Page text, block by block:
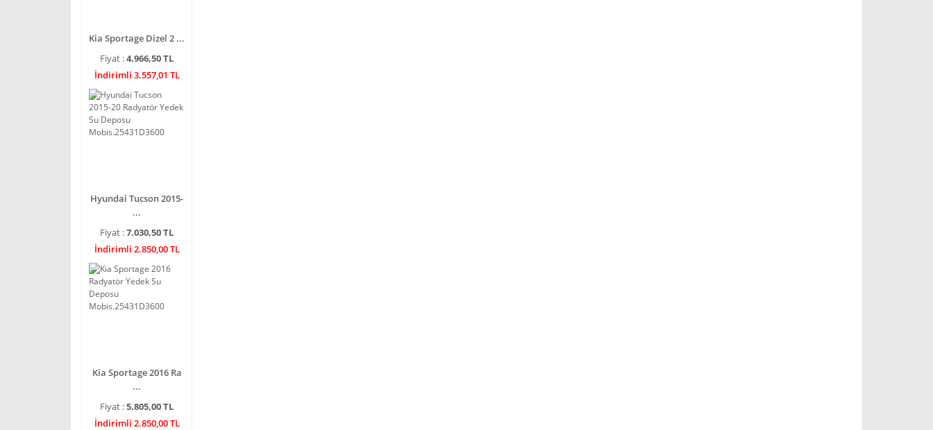
Kia Sportage Dizel 2 ...
Fiyat :4.966,50 TL
İndirimli 3.557,01 TL
Hyundai Tucson 2015-
...
Fiyat :7.030,50 TL
İndirimli 2.850,00 TL
Kia Sportage 2016 Ra
...
Fiyat :5.805,00 TL
İndirimli 2.850,00 TL